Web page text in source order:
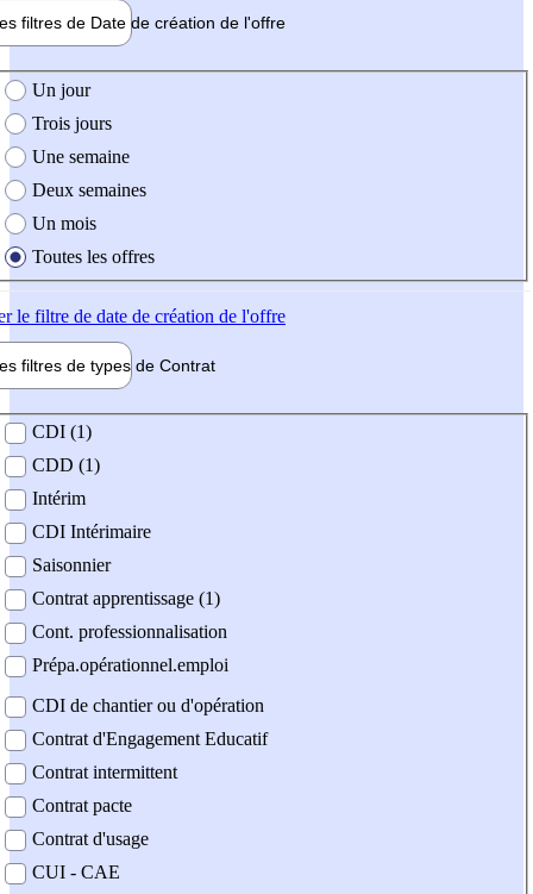
filtres de Date de création de l'offre
création de l'offre
Un jour
Trois jours
Une semaine
Deux semaines
Un mois
Toutes les offres
le filtre de date de création de l'offre
filtres de types de Contrat
contrat
CDI (1)
CDD (1)
Intérim
CDI Intérimaire
Saisonnier
Contrat apprentissage (1)
Cont. professionnalisation
Prépa.opérationnel.emploi
CDI de chantier ou d'opération
Contrat d'Engagement Educatif
Contrat intermittent
Contrat pacte
Contrat d'usage
CUI - CAE